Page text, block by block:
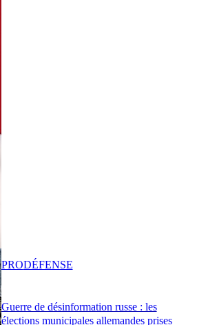
Guerre de désinformation russe : les
élections municipales allemandes prises
PRODÉFENSE